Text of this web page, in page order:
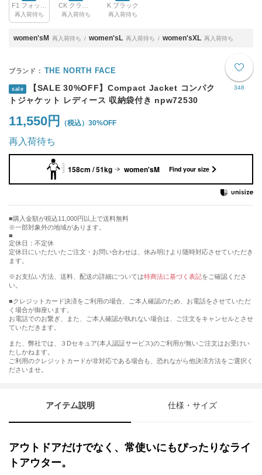
再入荷待ち 再入荷待ち
K ブラック
再入荷待ち
women'sM 再入荷待ち women'sL 再入荷待ち women'sXL 再入荷待ち
348
THE NORTH FACE
sale
【SALE 30%OFF】Compact Jacket コンパク
トジャケット レディース 収納袋付き npw72530
11,550円 30%OFF
再入荷待ち
158cm / 51kg women'sM Find your size
購入金額が税込11,000円以上で送料無料
※一部対象外の地域があります。
定休日：不定休
定休日にいただいたご注文・お問い合わせは、休み明けより随時対応させていただき
ます。
※お支払い方法、送料、配送の詳細については特商法に基づく表記をご確認くださ
い。
■クレジットカード決済をご利用の場合、ご本人確認のため、お電話をさせていただ
く場合が御座います。
お電話でのお繋ぎ、また、ご本人確認が執れない場合は、ご注文をキャンセルとさせ
ていただきます。
また、弊社では、３Dセキュア(本人認証サービス)のご利用が無いご注文はお受けい
たしかねます。
ご利用のクレジットカードが非対応である場合も、恐れながら他決済方法をご選択く
ださいませ。
アイテム説明 仕様・サイズ
アウトドアだけでなく、常使いにもぴったりなライ
トアウター。